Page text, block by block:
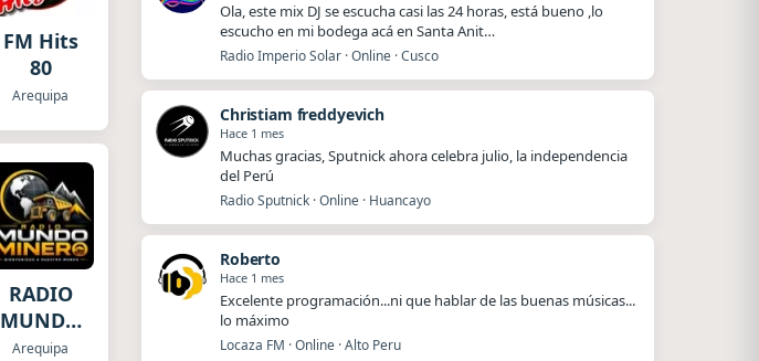
FM Hits
80
Arequipa
RADIO
MUNDO
MINERO
Arequipa
Ola, este mix DJ se escucha casi las 24 horas, está bueno ,lo
escucho en mi bodega acá en Santa Anit…
Radio Imperio Solar · Online · Cusco
Christiam freddyevich
Hace 1 mes
Muchas gracias, Sputnick ahora celebra julio, la independencia
del Perú
Radio Sputnick · Online · Huancayo
Roberto
Hace 1 mes
Excelente programación...ni que hablar de las buenas músicas...
lo máximo
Locaza FM · Online · Alto Peru